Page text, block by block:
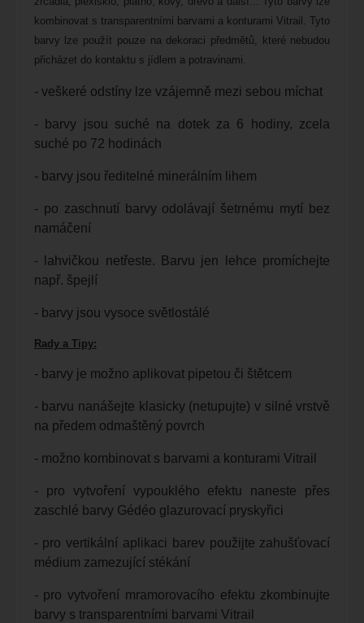
kombinovat s transparentními barvami a konturami Vitrail. Tyto
barvy lze použít pouze na dekoraci předmětů, které nebudou
přicházet do kontaktu s jídlem a potravinami.
- veškeré odstíny lze vzájemně mezi sebou míchat
- barvy jsou suché na dotek za 6 hodiny, zcela
suché po 72 hodinách
- barvy jsou ředitelné minerálním lihem
- po zaschnutí barvy odolávají šetrnému mytí bez
namáčení
- lahvičkou netřeste. Barvu jen lehce promíchejte
např. špejlí
- barvy jsou vysoce světlostálé
Rady a Tipy:
- barvy je možno aplikovat pipetou či štětcem
- barvu nanášejte klasicky (netupujte) v silné vrstvě
na předem odmaštěný povrch
- možno kombinovat s barvami a konturami Vitrail
- pro vytvoření vypouklého efektu naneste přes
zaschlé barvy Gédéo glazurovací pryskyřici
- pro vertikální aplikaci barev použijte zahušťovací
médium zamezující stékání
- pro vytvoření mramorovacího efektu zkombinujte
barvy s transparentními barvami Vitrail